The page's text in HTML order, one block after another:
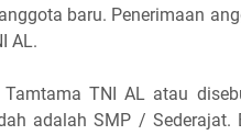
baru. Penerimaan
AL.
Tamtama TNI AL atau
adalah SMP /